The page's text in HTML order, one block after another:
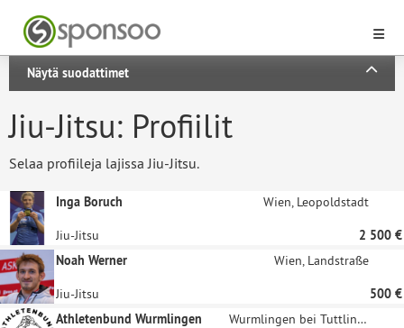
Näytä suodattimet
Jiu-Jitsu: Profiilit
Selaa profiileja lajissa Jiu-Jitsu.
Inga Boruch Wien, Leopoldstadt
Jiu-Jitsu
2 500 €
Noah Werner
Wien, Landstraße
Jiu-Jitsu
500 €
Athletenbund Wurmlingen
Wurmlingen bei Tuttlingen